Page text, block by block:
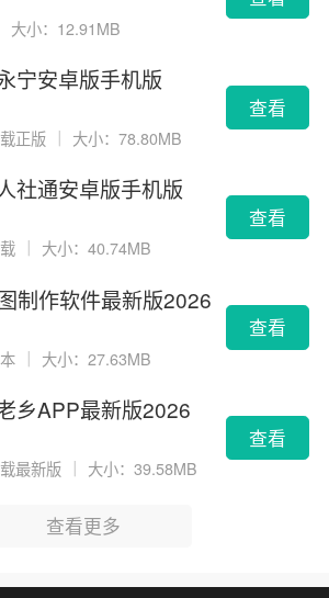
大小：12.91MB
宁安卓版手机版
正版 大小：78.80MB
查看
社通安卓版手机版
大小：40.74MB
查看
制作软件最新版2026
｜ 大小：27.63MB
查看
乡APP最新版2026
最新版 大小：39.58MB
查看
查看更多